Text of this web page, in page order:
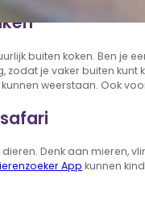
buiten koken. Ben je
zodat je vaker buiten
weerstaan. Ook
Denk aan mieren,
App kunnen